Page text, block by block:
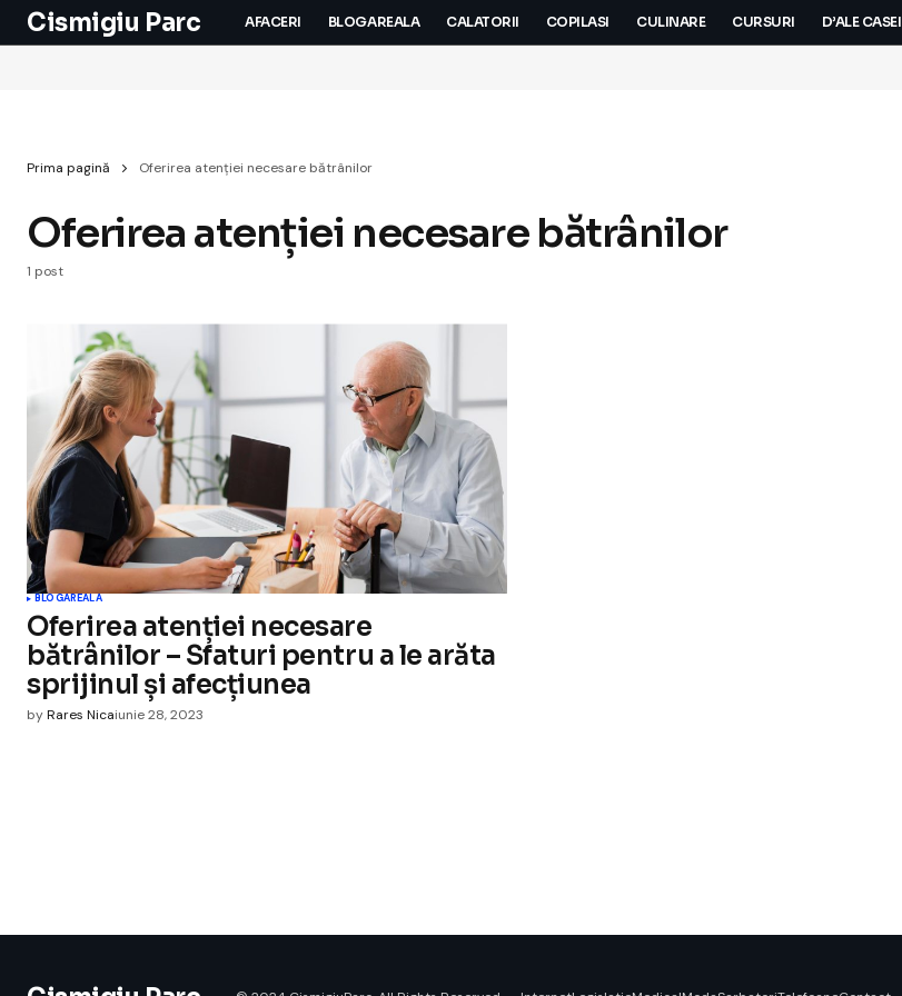
Cismigiu Parc AFACERI BLOGAREALA CALATORII COPILASI CULINARE CURSURI D’ALE CASEI
Prima pagină Oferirea atenției necesare bătrânilor
Oferirea atenției necesare bătrânilor
1 post
BLOGAREALA
Oferirea atenției necesare
bătrânilor – Sfaturi pentru a le arăta
sprijinul și afecțiunea
byRares Nicaiunie 28, 2023